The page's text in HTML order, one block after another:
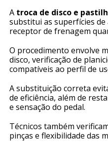
A troca de disco e
substitui as superfícies
receptor de frenagem
O procedimento envolve
disco, verificação de
compatíveis ao perfil de
A substituição correta
de eficiência, além de
e sensação do pedal.
Técnicos também
pinças e flexibilidade das